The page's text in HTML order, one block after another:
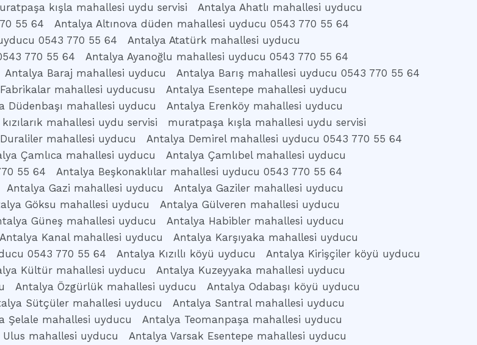
kışla mahallesi uydu servisi
Antalya Ahatlı mahallesi uyducu
55 64
Antalya Altınova düden mahallesi uyducu 0543 770 55 64
0543 770 55 64
Antalya Atatürk mahallesi uyducu
770 55 64
Antalya Ayanoğlu mahallesi uyducu 0543 770 55 64
Antalya Baraj mahallesi uyducu
Antalya Barış mahallesi uyducu 0543 770 55 64
mahallesi uyducusu
Antalya Esentepe mahallesi uyducu
Düdenbaşı mahallesi uyducu
Antalya Erenköy mahallesi uyducu
mahallesi uydu servisi
muratpaşa kışla mahallesi uydu servisi
mahallesi uyducu
Antalya Demirel mahallesi uyducu 0543 770 55 64
Çamlıca mahallesi uyducu
Antalya Çamlıbel mahallesi uyducu
55 64
Antalya Beşkonaklılar mahallesi uyducu 0543 770 55 64
Antalya Gazi mahallesi uyducu
Antalya Gaziler mahallesi uyducu
Göksu mahallesi uyducu
Antalya Gülveren mahallesi uyducu
Güneş mahallesi uyducu
Antalya Habibler mahallesi uyducu
Antalya Kanal mahallesi uyducu
Antalya Karşıyaka mahallesi uyducu
0543 770 55 64 Antalya Kızıllı köyü uyducu
Antalya Kirişçiler köyü uyducu
Kültür mahallesi uyducu
Antalya Kuzeyyaka mahallesi uyducu
Antalya Özgürlük mahallesi uyducu
Antalya Odabaşı köyü uyducu
Sütçüler mahallesi uyducu
Antalya Santral mahallesi uyducu
Şelale mahallesi uyducu
Antalya Teomanpaşa mahallesi uyducu
mahallesi uyducu
Antalya Varsak Esentepe mahallesi uyducu